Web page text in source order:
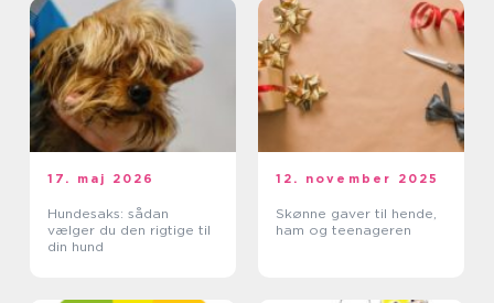
17. maj 2026
Hundesaks: sådan
vælger du den rigtige til
din hund
12. november 2025
Skønne gaver til hende,
ham og teenageren